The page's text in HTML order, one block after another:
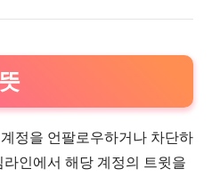
정을 언팔로우하거나 차단하
인에서 해당 계정의 트윗을